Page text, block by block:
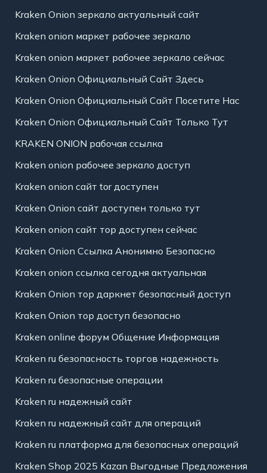
Kraken Onion зеркало актуальный сайт
Kraken onion маркет рабочее зеркало
Kraken onion маркет рабочее зеркало сейчас
Kraken Onion Официальный Сайт Здесь
Kraken Onion Официальный Сайт Посетите Нас
Kraken Onion Официальный Сайт Только Тут
KRAKEN ONION рабочая ссылка
Kraken onion рабочее зеркало доступ
Kraken onion сайт tor доступен
Kraken Onion сайт доступен только тут
Kraken onion сайт тор доступен сейчас
Kraken Onion Ссылка Анонимно Безопасно
Kraken onion ссылка сегодня актуальная
Kraken Onion тор даркнет безопасный доступ
Kraken Onion тор доступ безопасно
Kraken online форум Общение Информация
Kraken ru безопасность торгов надежность
Kraken ru безопасные операции
Kraken ru надежный сайт
Kraken ru надежный сайт для операций
Kraken ru платформа для безопасных операций
Kraken Shop 2025 Kazan Выгодные Предложения